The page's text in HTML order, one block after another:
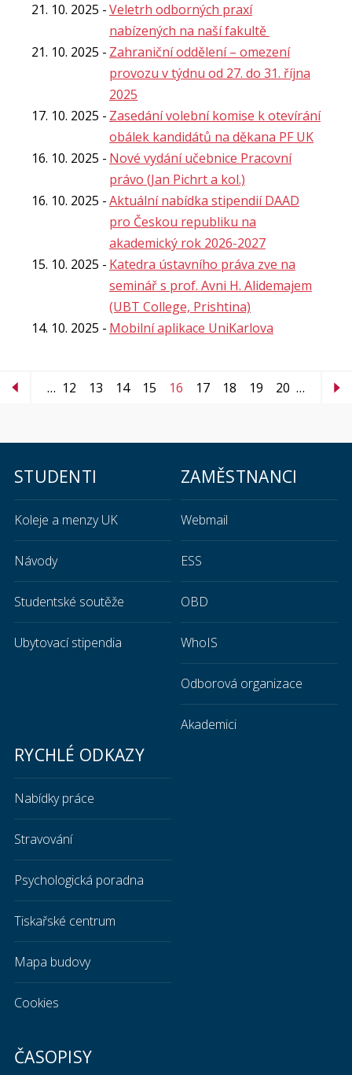
21. 10. 2025
Veletrh odborných praxí
nabízených na naší fakultě
21. 10. 2025
Zahraniční oddělení – omezení
provozu v týdnu od 27. do 31. října
2025
17. 10. 2025
Zasedání volební komise k otevírání
obálek kandidátů na děkana PF UK
16. 10. 2025
Nové vydání učebnice Pracovní
právo (Jan Pichrt a kol.)
16. 10. 2025
Aktuální nabídka stipendií DAAD
pro Českou republiku na
akademický rok 2026-2027
15. 10. 2025
Katedra ústavního práva zve na
seminář s prof. Avni H. Alidemajem
(UBT College, Prishtina)
14. 10. 2025
Mobilní aplikace UniKarlova
… 12 13 14 15 16 17 18 19 20 …
STUDENTI
Koleje a menzy UK
Návody
Studentské soutěže
Ubytovací stipendia
ZAMĚSTNANCI
Webmail
ESS
OBD
WhoIS
Odborová organizace
Akademici
RYCHLÉ ODKAZY
Nabídky práce
Stravování
Psychologická poradna
Tiskařské centrum
Mapa budovy
Cookies
ČASOPISY